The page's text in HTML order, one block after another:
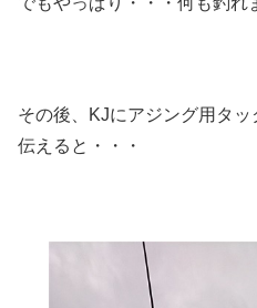
その後、KJにアジング用タ
伝えると・・・